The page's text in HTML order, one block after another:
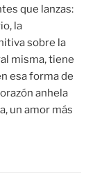
que lanzas:
la
sobre la
misma, tiene
esa forma de
anhela
un amor más